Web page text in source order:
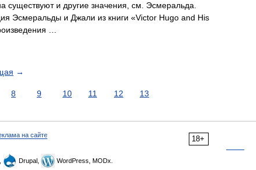
существуют и другие значения, см. Эсмеральда.
Эсмеральды и Джали из книги «Victor Hugo and His
…
→
8 9 10 11 12 13
18+
на сайте
Drupal, WordPress, MODx.